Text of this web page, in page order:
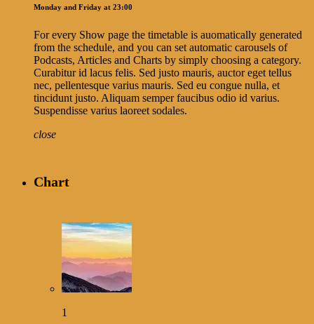
Monday and Friday at 23:00
For every Show page the timetable is auomatically generated
from the schedule, and you can set automatic carousels of
Podcasts, Articles and Charts by simply choosing a category.
Curabitur id lacus felis. Sed justo mauris, auctor eget tellus
nec, pellentesque varius mauris. Sed eu congue nulla, et
tincidunt justo. Aliquam semper faucibus odio id varius.
Suspendisse varius laoreet sodales.
close
Chart
1